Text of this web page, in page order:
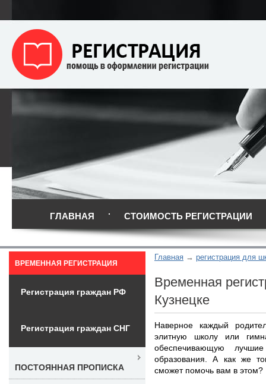
ГЛАВНАЯ СТОИМОСТЬ РЕГИСТРАЦИИ
Главная регистрация для
Временная
Кузнецке
Наверное каждый
элитную школу или
обеспечивающую
образования. А как же
сможет помочь вам в этом?
ВРЕМЕННАЯ РЕГИСТРАЦИЯ
Регистрация граждан РФ
Регистрация граждан СНГ
ПОСТОЯННАЯ ПРОПИСКА